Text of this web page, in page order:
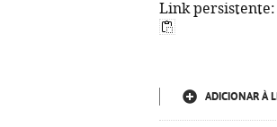
Link
ADICIONAR À